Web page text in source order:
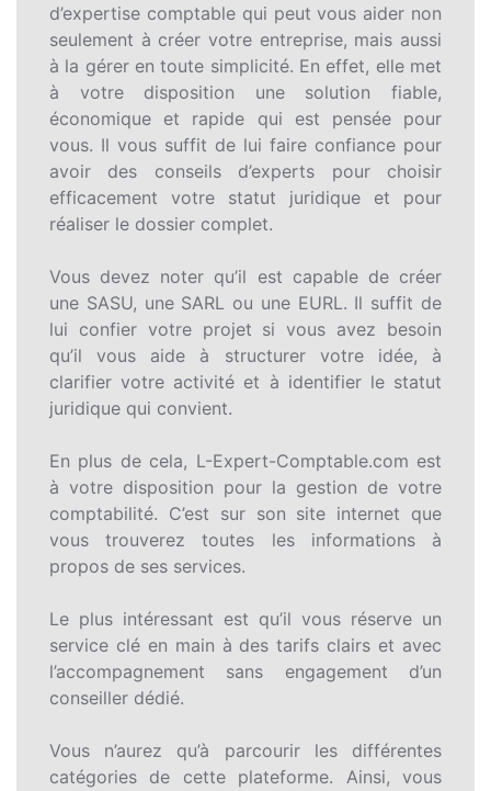
d’expertise comptable qui peut vous aider non
seulement à créer votre entreprise, mais aussi
à la gérer en toute simplicité. En effet, elle met
à votre disposition une solution fiable,
économique et rapide qui est pensée pour
vous. Il vous suffit de lui faire confiance pour
avoir des conseils d’experts pour choisir
efficacement votre statut juridique et pour
réaliser le dossier complet.
Vous devez noter qu’il est capable de créer
une SASU, une SARL ou une EURL. Il suffit de
lui confier votre projet si vous avez besoin
qu’il vous aide à structurer votre idée, à
clarifier votre activité et à identifier le statut
juridique qui convient.
En plus de cela, L-Expert-Comptable.com est
à votre disposition pour la gestion de votre
comptabilité. C’est sur son site internet que
vous trouverez toutes les informations à
propos de ses services.
Le plus intéressant est qu’il vous réserve un
service clé en main à des tarifs clairs et avec
l’accompagnement sans engagement d’un
conseiller dédié.
Vous n’aurez qu’à parcourir les différentes
catégories de cette plateforme. Ainsi, vous